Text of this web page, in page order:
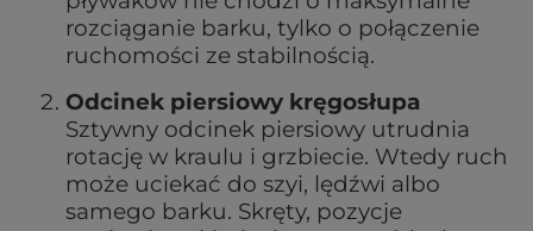
rozciąganie barku, tylko o połączenie
ruchomości ze stabilnością.
Odcinek piersiowy kręgosłupa
Sztywny odcinek piersiowy utrudnia
rotację w kraulu i grzbiecie. Wtedy ruch
może uciekać do szyi, lędźwi albo
samego barku. Skręty, pozycje